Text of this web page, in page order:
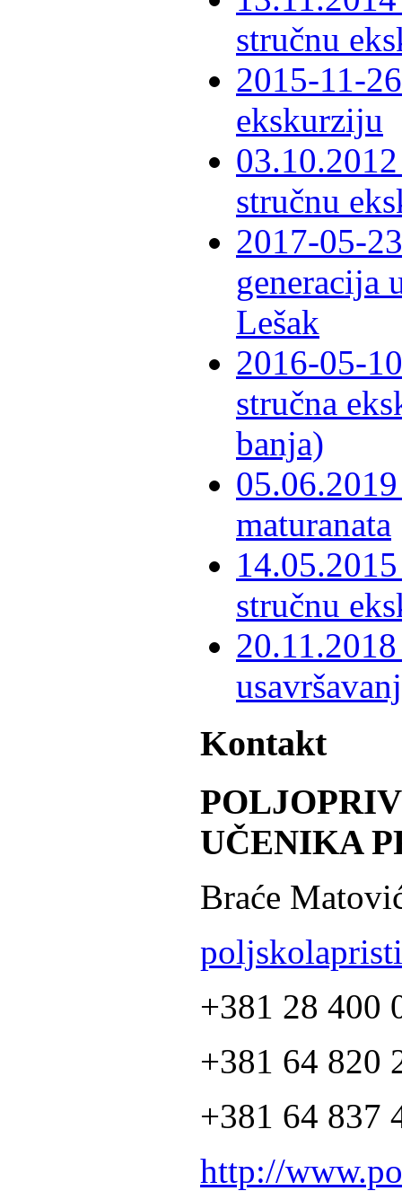
stručnu
2015-11-
ekskurziju
stručnu
2017-05-
generacija
Lešak
2016-05-
stručna
banja)
maturanata
stručnu
Kontakt
UČENIKA
Braće
+381 28 400
+381 64 820
+381 64 837
http://